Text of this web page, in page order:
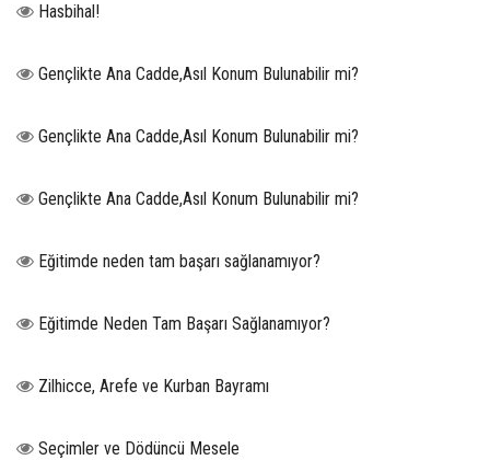
Hasbihal!
Gençlikte Ana Cadde,Asıl Konum Bulunabilir mi?
Gençlikte Ana Cadde,Asıl Konum Bulunabilir mi?
Gençlikte Ana Cadde,Asıl Konum Bulunabilir mi?
Eğitimde neden tam başarı sağlanamıyor?
Eğitimde Neden Tam Başarı Sağlanamıyor?
Zilhicce, Arefe ve Kurban Bayramı
Seçimler ve Dödüncü Mesele